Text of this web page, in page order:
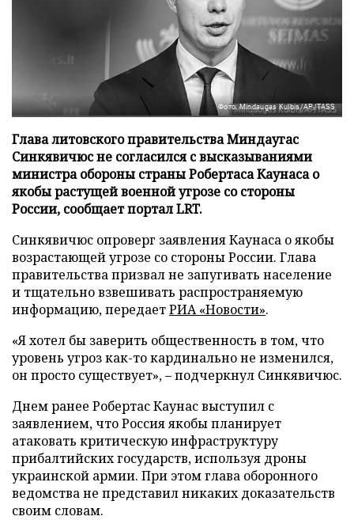
Фото: Mindaugas Kulbis/AP/TASS
Глава литовского правительства Миндаугас
Синкявичюс не согласился с высказываниями
министра обороны страны Робертаса Каунаса о
якобы растущей военной угрозе со стороны
России, сообщает портал LRT.
Синкявичюс опроверг заявления Каунаса о якобы
возрастающей угрозе со стороны России. Глава
правительства призвал не запугивать население
и тщательно взвешивать распространяемую
информацию, передаетРИА «Новости».
«Я хотел бы заверить общественность в том, что
уровень угроз как-то кардинально не изменился,
он просто существует», – подчеркнул Синкявичюс.
Днем ранее Робертас Каунас выступил с
заявлением, что Россия якобы планирует
атаковать критическую инфраструктуру
прибалтийских государств, используя дроны
украинской армии. При этом глава оборонного
ведомства не представил никаких доказательств
своим словам.